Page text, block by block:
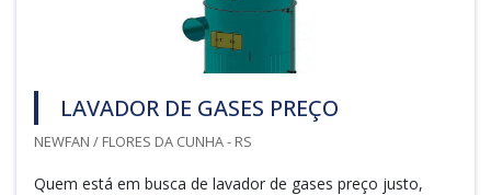
LAVADOR DE GASES PREÇO
NEWFAN / FLORES DA CUNHA - RS
Quem está em busca de lavador de gases preço justo,